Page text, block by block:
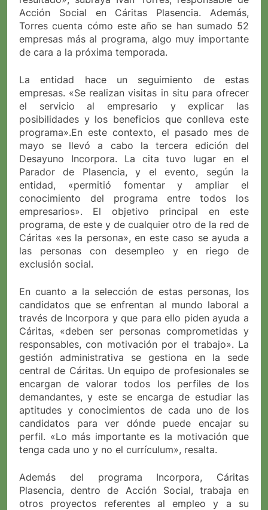
Acción Social en Cáritas Plasencia. Además,
Torres cuenta cómo este año se han sumado 52
empresas más al programa, algo muy importante
de cara a la próxima temporada.
La entidad hace un seguimiento de estas
empresas. «Se realizan visitas in situ para ofrecer
el servicio al empresario y explicar las
posibilidades y los beneficios que conlleva este
programa».En este contexto, el pasado mes de
mayo se llevó a cabo la tercera edición del
Desayuno Incorpora. La cita tuvo lugar en el
Parador de Plasencia, y el evento, según la
entidad, «permitió fomentar y ampliar el
conocimiento del programa entre todos los
empresarios». El objetivo principal en este
programa, de este y de cualquier otro de la red de
Cáritas «es la persona», en este caso se ayuda a
las personas con desempleo y en riego de
exclusión social.
En cuanto a la selección de estas personas, los
candidatos que se enfrentan al mundo laboral a
través de Incorpora y que para ello piden ayuda a
Cáritas, «deben ser personas comprometidas y
responsables, con motivación por el trabajo». La
gestión administrativa se gestiona en la sede
central de Cáritas. Un equipo de profesionales se
encargan de valorar todos los perfiles de los
demandantes, y este se encarga de estudiar las
aptitudes y conocimientos de cada uno de los
candidatos para ver dónde puede encajar su
perfil. «Lo más importante es la motivación que
tenga cada uno y no el currículum», resalta.
Además del programa Incorpora, Cáritas
Plasencia, dentro de Acción Social, trabaja en
otros proyectos referentes al empleo y a su